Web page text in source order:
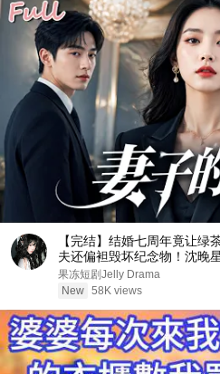
【完结】结婚七周年竟让绿
夫还偏袒毁坏纪念物！沈晚
的，今天全部收回！
果冻短剧Jelly Drama
New 58K views